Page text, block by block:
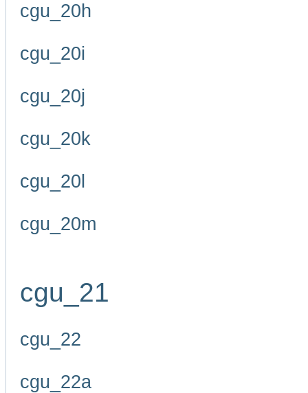
cgu_20h
cgu_20i
cgu_20j
cgu_20k
cgu_20l
cgu_20m
cgu_21
cgu_22
cgu_22a